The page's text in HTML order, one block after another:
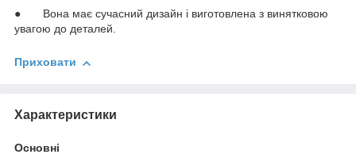
● Вона має сучасний дизайн і виготовлена з винятковою
увагою до деталей.
Приховати
Характеристики
Основні